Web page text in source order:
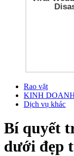
Rao vặt
KINH
Dịch vụ khác
Bí quyết
dưới đẹp